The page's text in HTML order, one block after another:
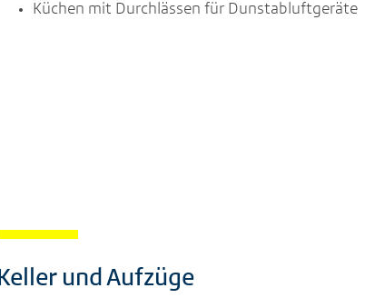
Küchen mit Durchlässen für Dunstabluftgeräte
Keller und Aufzüge